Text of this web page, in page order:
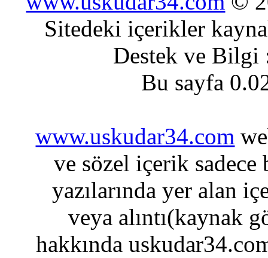
Sitedeki içerikler
Destek ve
Bu sayfa
www.uskudar34.com
ve sözel içerik sadece
yazılarında yer alan
veya alıntı(kaynak
hakkında